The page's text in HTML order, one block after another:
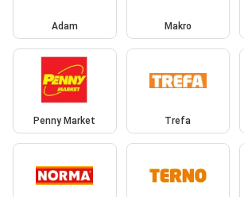
Adam Makro
Penny Market Trefa